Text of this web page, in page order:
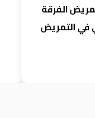
الفرقة
في التمريض